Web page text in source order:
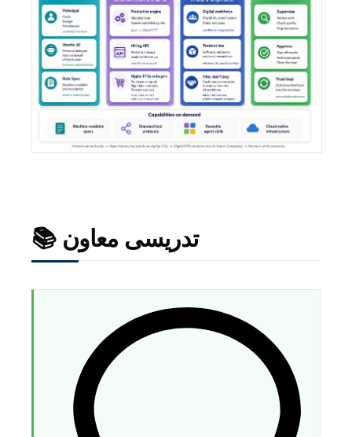
📚 تدریسی معاون